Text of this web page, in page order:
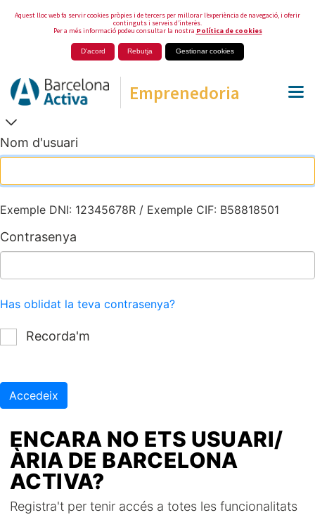
Aquest lloc web fa servir cookies pròpies i de tercers per millorar l’experiència de navegació, i oferir
continguts i serveis d’interès.
Per a més informació podeu consultar la nostra Política de cookies
D'acord Rebutja Gestionar cookies
Emprenedoria
Nom d'usuari
Exemple DNI: 12345678R / Exemple CIF: B58818501
Contrasenya
Has oblidat la teva contrasenya?
Recorda'm
Accedeix
ENCARA NO ETS USUARI/
ÀRIA DE BARCELONA
ACTIVA?
Registra't per tenir accés a totes les funcionalitats